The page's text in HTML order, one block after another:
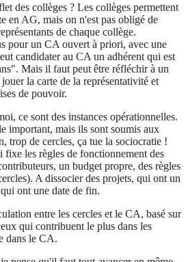
des collèges ? Les collèges permettent
en AG, mais on n'est pas obligé de
de chaque collège.
pour un CA ouvert à priori, avec une
candidater au CA un adhérent qui est
Mais il faut peut être réfléchir à un
la carte de la représentativité et
de pouvoir.
ce sont des instances opérationnelles.
important, mais ils sont soumis aux
trop de cercles, ça tue la sociocratie !
les règles de fonctionnement des
un budget propre, des règles
A dissocier des projets, qui ont un
ont une date de fin.
entre les cercles et le CA, basé sur
qui contribuent le plus dans les
dans le CA.